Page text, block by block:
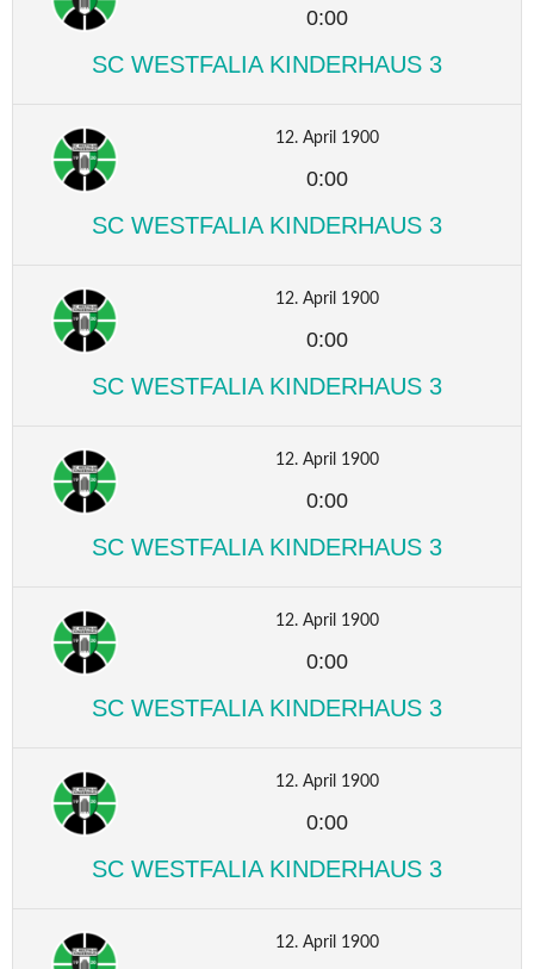
0:00
SC WESTFALIA KINDERHAUS 3
12. April 1900
0:00
SC WESTFALIA KINDERHAUS 3
12. April 1900
0:00
SC WESTFALIA KINDERHAUS 3
12. April 1900
0:00
SC WESTFALIA KINDERHAUS 3
12. April 1900
0:00
SC WESTFALIA KINDERHAUS 3
12. April 1900
0:00
SC WESTFALIA KINDERHAUS 3
12. April 1900